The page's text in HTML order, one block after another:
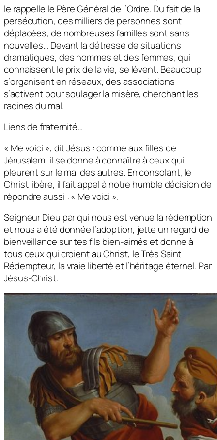
le rappelle le Père Général de l’Ordre. Du fait de la
persécution, des milliers de personnes sont
déplacées, de nombreuses familles sont sans
nouvelles… Devant la détresse de situations
dramatiques, des hommes et des femmes, qui
connaissent le prix de la vie, se lèvent. Beaucoup
s’organisent en réseaux, des associations
s’activent pour soulager la misère, cherchant les
racines du mal.
Liens de fraternité…
« Me voici », dit Jésus : comme aux filles de
Jérusalem, il se donne à connaître à ceux qui
pleurent sur le mal des autres. En consolant, le
Christ libère, il fait appel à notre humble décision de
répondre aussi : « Me voici ».
Seigneur Dieu par qui nous est venue la rédemption
et nous a été donnée l’adoption, jette un regard de
bienveillance sur tes fils bien-aimés et donne à
tous ceux qui croient au Christ, le Très Saint
Rédempteur, la vraie liberté et l’héritage éternel. Par
Jésus-Christ.